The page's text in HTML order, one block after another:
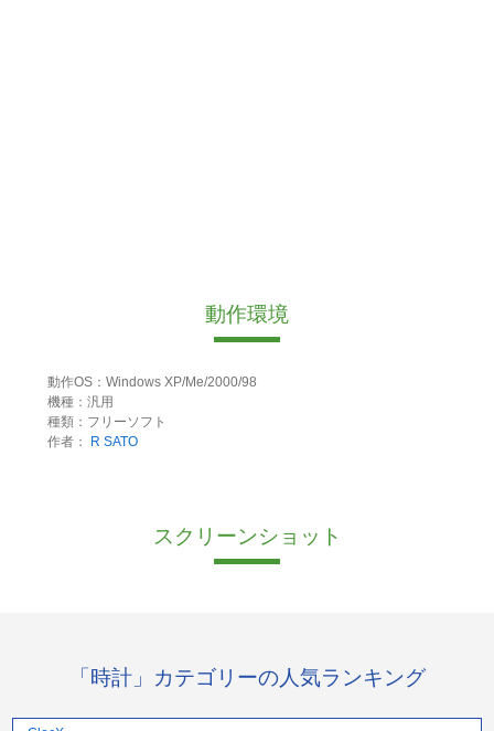
動作環境
動作OS：Windows XP/Me/2000/98
機種：汎用
種類：フリーソフト
作者：
R SATO
スクリーンショット
「時計」カテゴリーの人気ランキング